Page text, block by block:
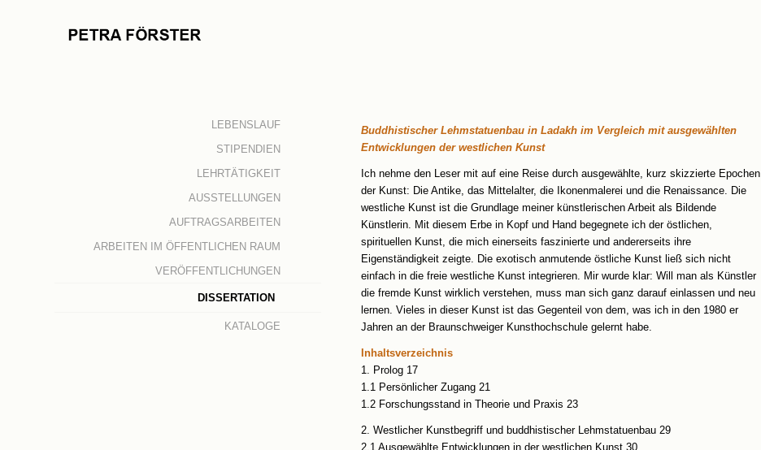
Buddhistischer Lehmstatuenbau in Ladakh im Vergleich mit ausgewählten
Entwicklungen der westlichen Kunst
Ich nehme den Leser mit auf eine Reise durch ausgewählte, kurz skizzierte Epochen
der Kunst: Die Antike, das Mittelalter, die Ikonenmalerei und die Renaissance. Die
westliche Kunst ist die Grundlage meiner künstlerischen Arbeit als Bildende
Künstlerin. Mit diesem Erbe in Kopf und Hand begegnete ich der östlichen,
spirituellen Kunst, die mich einerseits faszinierte und andererseits ihre
Eigenständigkeit zeigte. Die exotisch anmutende östliche Kunst ließ sich nicht
einfach in die freie westliche Kunst integrieren. Mir wurde klar: Will man als Künstler
die fremde Kunst wirklich verstehen, muss man sich ganz darauf einlassen und neu
lernen. Vieles in dieser Kunst ist das Gegenteil von dem, was ich in den 1980 er
Jahren an der Braunschweiger Kunsthochschule gelernt habe.
Inhaltsverzeichnis
1. Prolog 17
1.1 Persönlicher Zugang 21
1.2 Forschungsstand in Theorie und Praxis 23
2. Westlicher Kunstbegriff und buddhistischer Lehmstatuenbau 29
2.1 Ausgewählte Entwicklungen in der westlichen Kunst 30
LEBENSLAUF
STIPENDIEN
LEHRTÄTIGKEIT
AUSSTELLUNGEN
AUFTRAGSARBEITEN
ARBEITEN IM ÖFFENTLICHEN RAUM
VERÖFFENTLICHUNGEN
DISSERTATION
KATALOGE